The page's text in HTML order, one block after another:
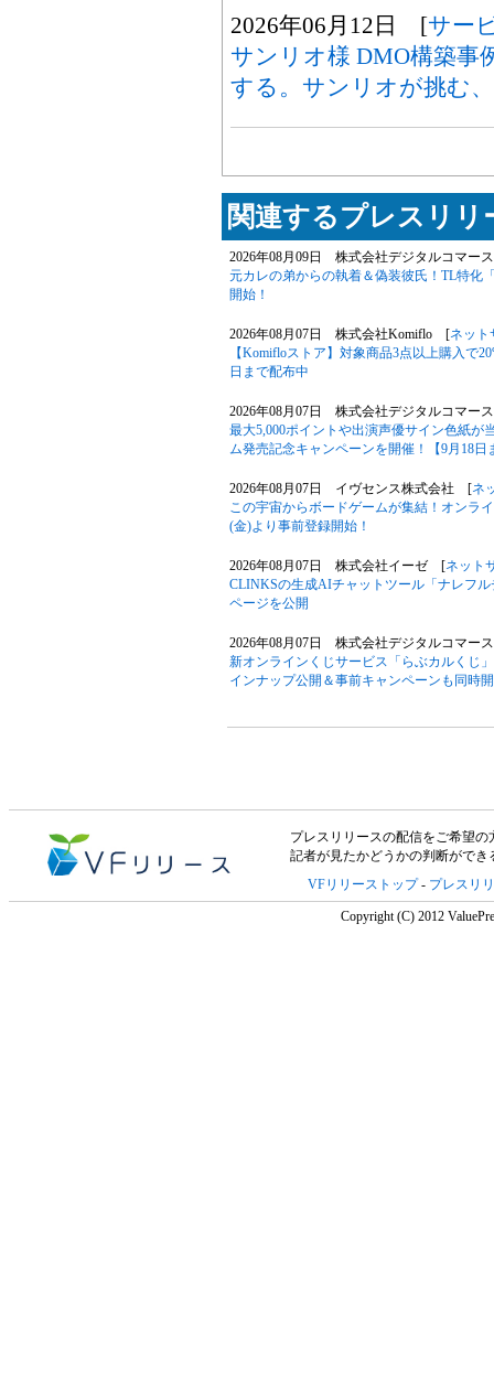
2026年06月12日 [サー
サンリオ様 DMO構築事
する。サンリオが挑む
関連するプレスリリ
2026年08月09日 株式会社デジタルコマー
元カレの弟からの執着＆偽装彼氏！TL特化
開始！
2026年08月07日 株式会社Komiflo [ネット
【Komifloストア】対象商品3点以上購入で
日まで配布中
2026年08月07日 株式会社デジタルコマー
最大5,000ポイントや出演声優サイン色紙
ム発売記念キャンペーンを開催！【9月18日
2026年08月07日 イヴセンス株式会社 [ネ
この宇宙からボードゲームが集結！オンラ
(金)より事前登録開始！
2026年08月07日 株式会社イーゼ [ネット
CLINKSの生成AIチャットツール「ナレフ
ページを公開
2026年08月07日 株式会社デジタルコマー
新オンラインくじサービス「らぶカルくじ
インナップ公開＆事前キャンペーンも同時
プレスリリースの配信をご希望の
記者が見たかどうかの判断がで
VFリリーストップ- プレスリ
Copyright (C) 2012